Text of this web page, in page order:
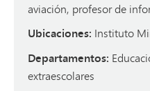
aviación, profesor de
Ubicaciones: Instituto
Departamentos:
extraescolares